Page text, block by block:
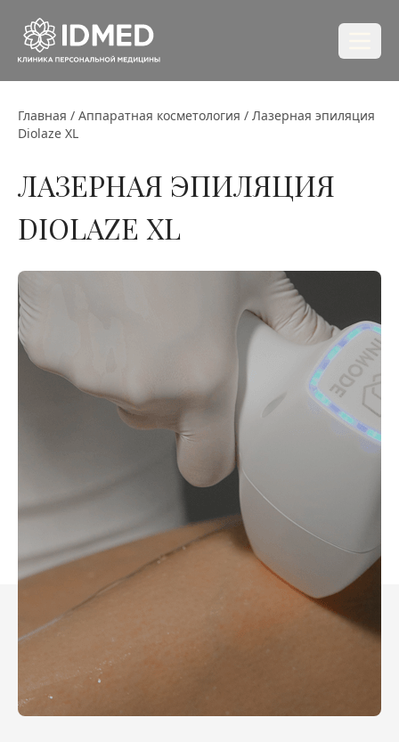
Главная / Аппаратная косметология / Лазерная эпиляция
Diolaze XL
ЛАЗЕРНАЯ ЭПИЛЯЦИЯ
DIOLAZE XL